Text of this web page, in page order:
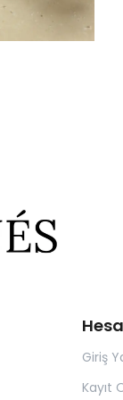
Giriş
Kayıt